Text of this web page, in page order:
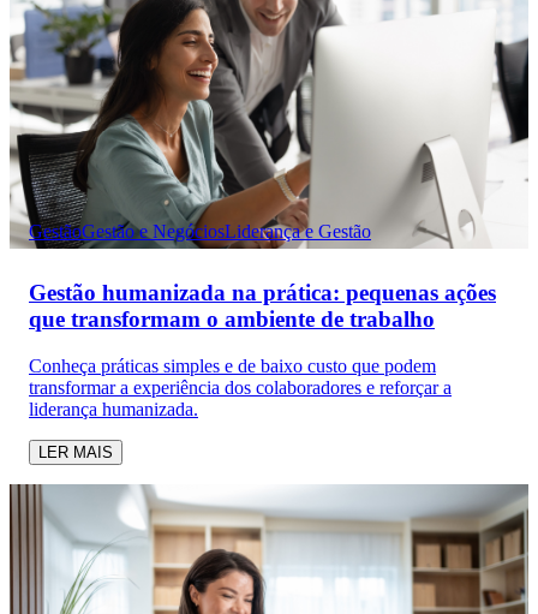
GestãoGestão e NegóciosLiderança e Gestão
Gestão humanizada na prática: pequenas ações
que transformam o ambiente de trabalho
Conheça práticas simples e de baixo custo que podem
transformar a experiência dos colaboradores e reforçar a
liderança humanizada.
LER MAIS